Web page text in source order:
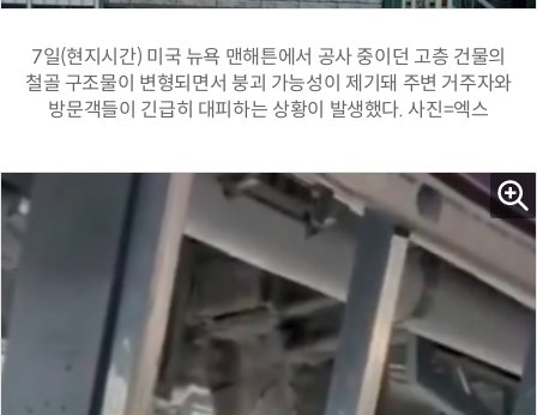
7일(현지시간) 미국 뉴욕 맨해튼에서 공사 중이던 고층 건물의
철골 구조물이 변형되면서 붕괴 가능성이 제기돼 주변 거주자와
방문객들이 긴급히 대피하는 상황이 발생했다. 사진=엑스